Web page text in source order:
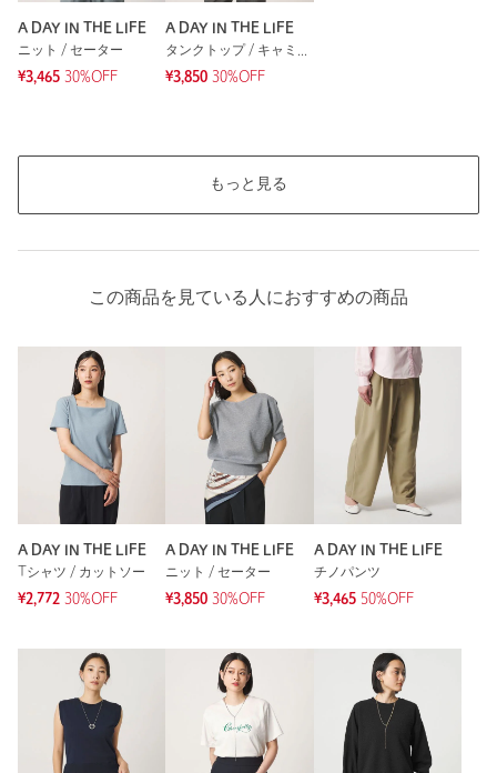
A DAY IN THE LIFE
ニット / セーター
¥3,465 30%OFF
A DAY IN THE LIFE
タンクトップ / キャミソール
¥3,850 30%OFF
もっと見る
この商品を見ている人におすすめの商品
A DAY IN THE LIFE
Tシャツ / カットソー
¥2,772 30%OFF
A DAY IN THE LIFE
ニット / セーター
¥3,850 30%OFF
A DAY IN THE LIFE
チノパンツ
¥3,465 50%OFF